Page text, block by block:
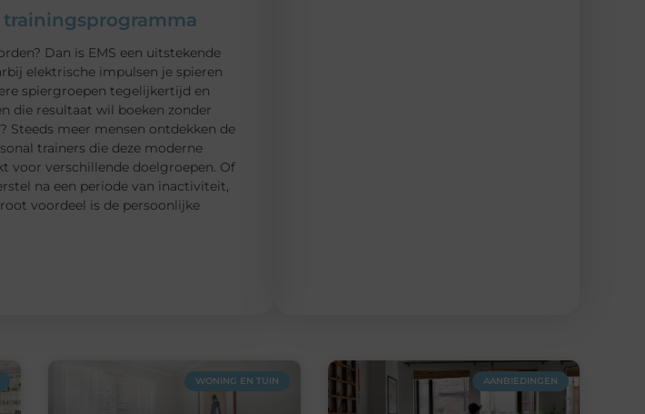
trainingsprogramma
Dan is EMS een uitstekende
elektrische impulsen je spieren
spiergroepen tegelijkertijd en
die resultaat wil boeken zonder
Steeds meer mensen ontdekken de
trainers die deze moderne
voor verschillende doelgroepen. Of
na een periode van inactiviteit,
voordeel is de persoonlijke
WONING EN TUIN AANBIEDINGEN